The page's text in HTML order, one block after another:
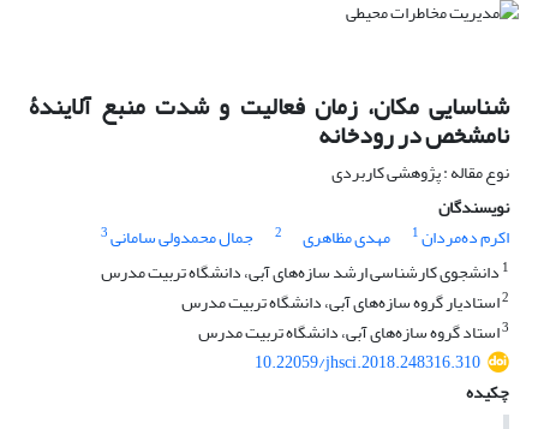
شناسایی مکان، زمان فعالیت و شدت منبع آلایندۀ
نامشخص در رودخانه
نوع مقاله : پژوهشی کاربردی
نویسندگان
اکرم ده‌مردان1 مهدی مظاهری 2 جمال محمدولی سامانی3
1 دانشجوی کارشناسی ارشد سازه‌های آبی، دانشگاه تربیت مدرس
2استادیار گروه سازه‌های آبی، دانشگاه تربیت مدرس
3استاد گروه سازه‌های آبی، دانشگاه تربیت مدرس
10.22059/jhsci.2018.248316.310
چکیده